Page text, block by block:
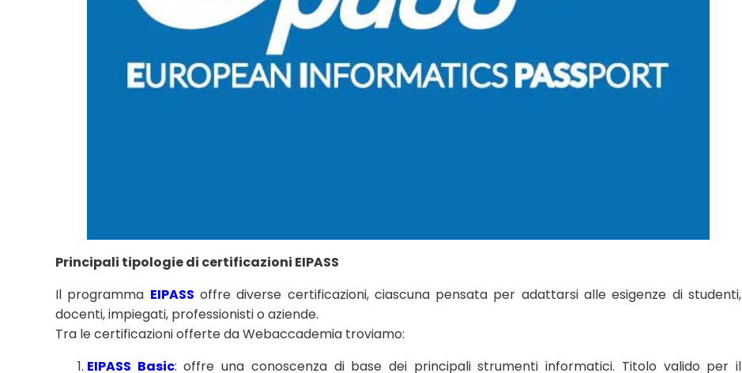
Principali tipologie di certificazioni EIPASS
Il programma EIPASS offre diverse certificazioni, ciascuna pensata per adattarsi alle esigenze di studenti,
docenti, impiegati, professionisti o aziende.
Tra le certificazioni offerte da Webaccademia troviamo:
EIPASS Basic: offre una conoscenza di base dei principali strumenti informatici. Titolo valido per il